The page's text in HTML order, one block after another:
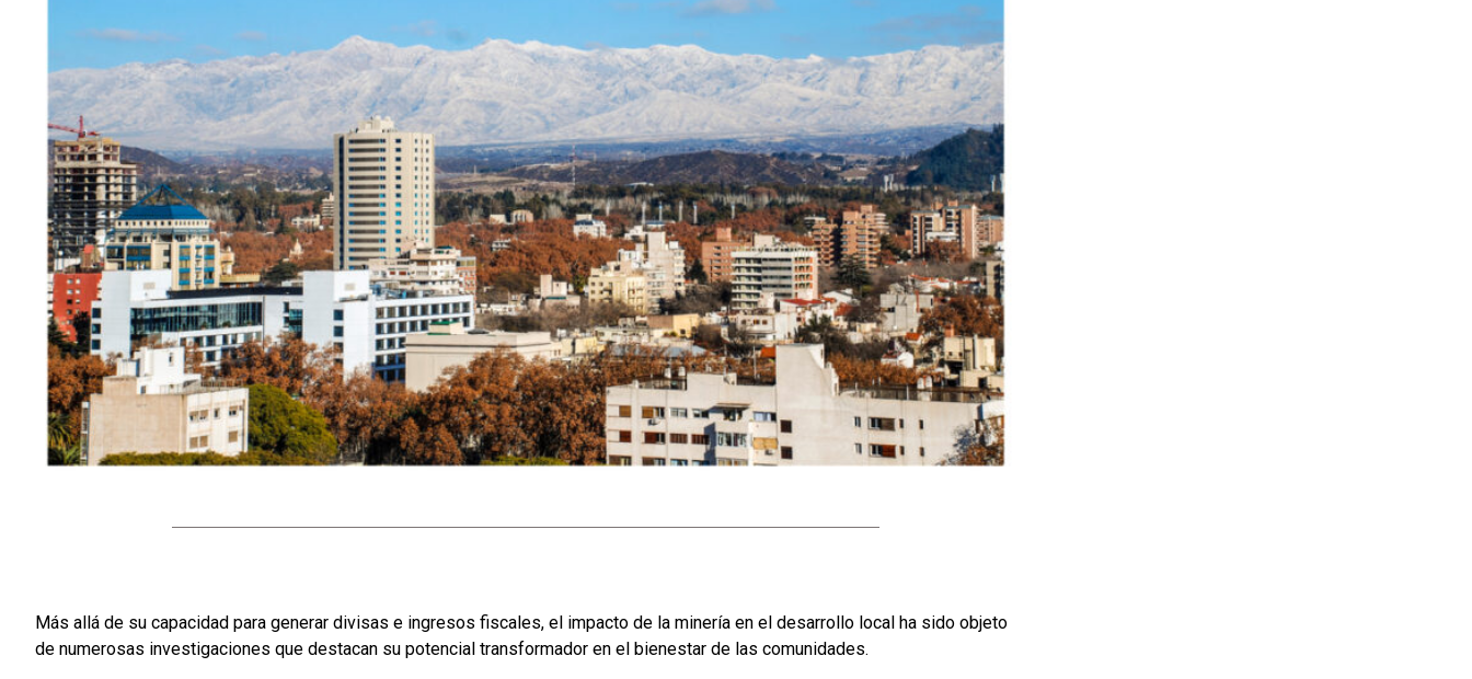
Más allá de su capacidad para generar divisas e ingresos fiscales, el impacto de la minería en el desarrollo local ha sido objeto
de numerosas investigaciones que destacan su potencial transformador en el bienestar de las comunidades.